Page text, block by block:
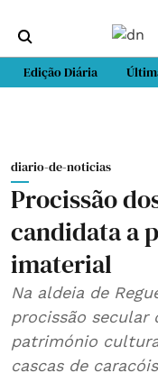
Edição Diária
diario-de-noticias
Procissão
candidata a
imaterial
Na aldeia de
procissão secular
património
cascas de